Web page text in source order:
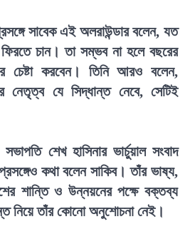
সাবেক এই অলরাউন্ডার বলেন, যত
চান। তা সম্ভব না হলে বছরের
চেষ্টা করবেন। তিনি আরও বলেন,
নেতৃত্ব যে সিদ্ধান্ত নেবে, সেটিই
শেখ হাসিনার ভার্চুয়াল সংবাদ
কথা বলেন সাকিব। তাঁর ভাষ্য,
শান্তি ও উন্নয়নের পক্ষে বক্তব্য
নিয়ে তাঁর কোনো অনুশোচনা নেই।